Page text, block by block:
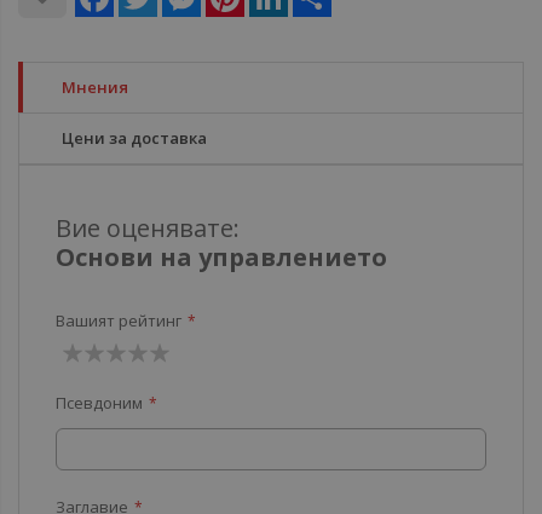
Мнения
Цени за доставка
Вие оценявате:
Основи на управлението
Вашият рейтинг
звезда
звезди
звезди
звезди
звезди
Псевдоним
Заглавие